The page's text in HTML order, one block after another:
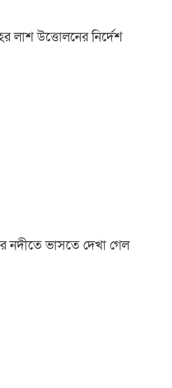
লাশ উত্তোলনের নির্দেশ
নদীতে ভাসতে দেখা গেল